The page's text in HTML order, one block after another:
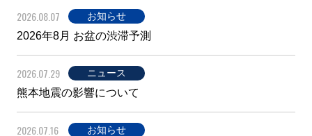
2026.08.07 お知らせ
2026年8月 お盆の渋滞予測
2026.07.29 ニュース
熊本地震の影響について
2026.07.16 お知らせ